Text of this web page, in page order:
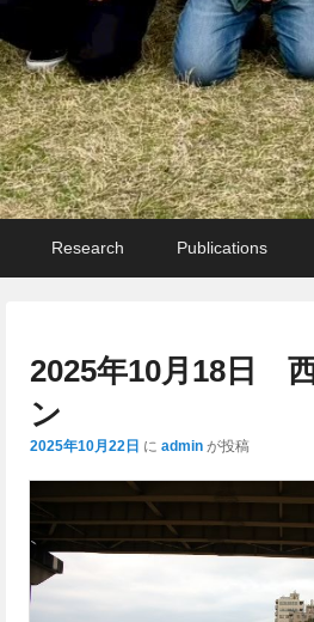
Research Publications
2025年10月18日
ン
2025年10月22日 に admin が投稿